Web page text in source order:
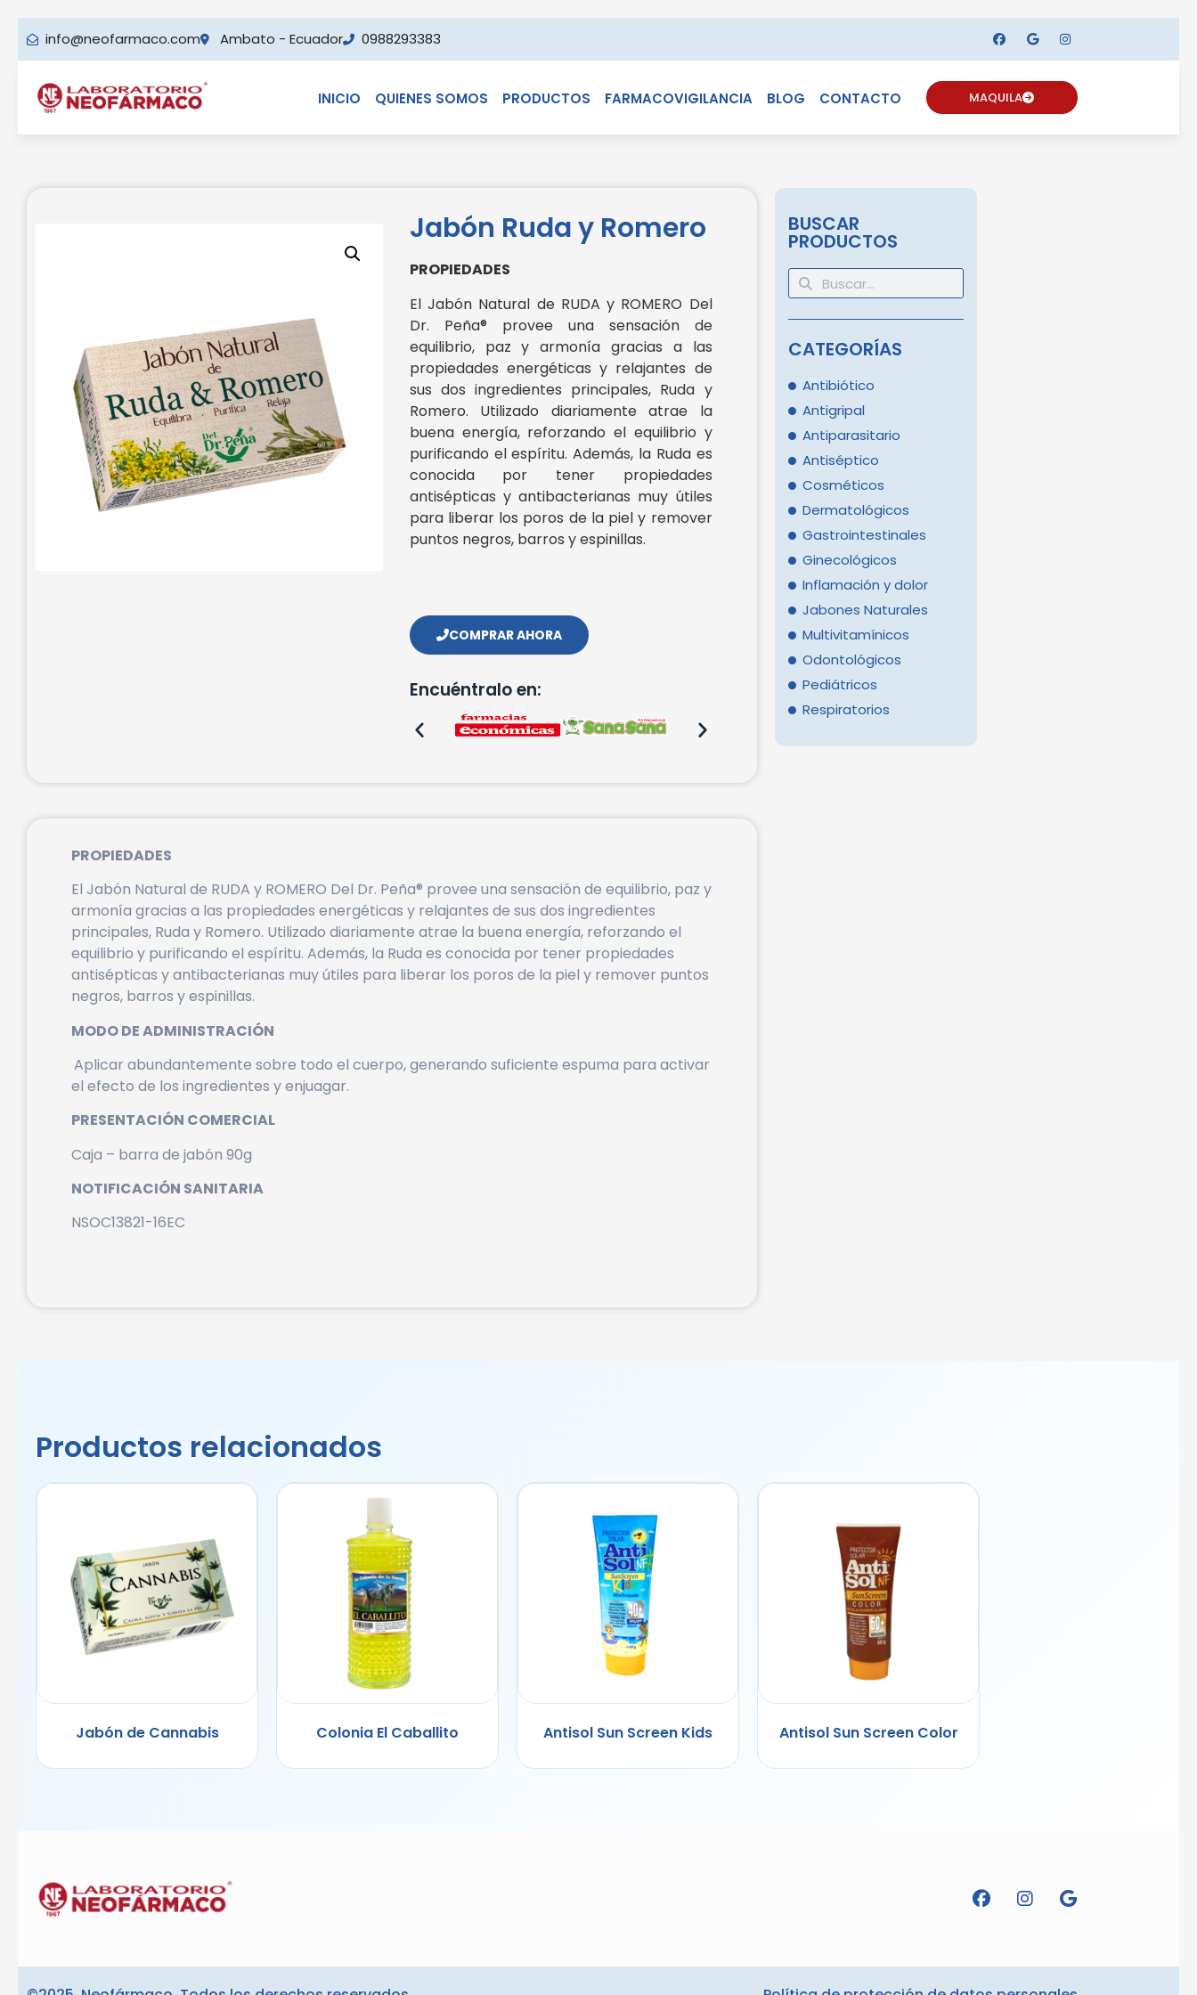
info@neofarmaco.com Ambato - Ecuador 0988293383
INICIO QUIENES SOMOS PRODUCTOS FARMACOVIGILANCIA BLOG CONTACTO MAQUILA
Jabón Ruda y Romero
PROPIEDADES
El Jabón Natural de RUDA y ROMERO Del
Dr. Peña® provee una sensación de
equilibrio, paz y armonía gracias a las
propiedades energéticas y relajantes de
sus dos ingredientes principales, Ruda y
Romero. Utilizado diariamente atrae la
buena energía, reforzando el equilibrio y
purificando el espíritu. Además, la Ruda es
conocida por tener propiedades
antisépticas y antibacterianas muy útiles
para liberar los poros de la piel y remover
puntos negros, barros y espinillas.
COMPRAR AHORA
Encuéntralo en:
PROPIEDADES
El Jabón Natural de RUDA y ROMERO Del Dr. Peña® provee una sensación de equilibrio, paz y
armonía gracias a las propiedades energéticas y relajantes de sus dos ingredientes
principales, Ruda y Romero. Utilizado diariamente atrae la buena energía, reforzando el
equilibrio y purificando el espíritu. Además, la Ruda es conocida por tener propiedades
antisépticas y antibacterianas muy útiles para liberar los poros de la piel y remover puntos
negros, barros y espinillas.
MODO DE ADMINISTRACIÓN
Aplicar abundantemente sobre todo el cuerpo, generando suficiente espuma para activar
el efecto de los ingredientes y enjuagar.
PRESENTACIÓN COMERCIAL
Caja – barra de jabón 90g
NOTIFICACIÓN SANITARIA
NSOC13821-16EC
BUSCAR
PRODUCTOS
CATEGORÍAS
Antibiótico
Antigripal
Antiparasitario
Antiséptico
Cosméticos
Dermatológicos
Gastrointestinales
Ginecológicos
Inflamación y dolor
Jabones Naturales
Multivitamínicos
Odontológicos
Pediátricos
Respiratorios
Productos relacionados
Jabón de Cannabis Colonia El Caballito Antisol Sun Screen Kids Antisol Sun Screen Color